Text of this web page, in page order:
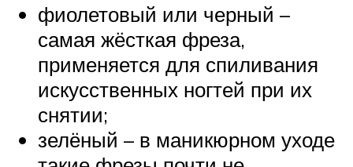
фиолетовый или черный –
самая жёсткая фреза,
применяется для спиливания
искусственных ногтей при их
снятии;
зелёный – в маникюрном уходе